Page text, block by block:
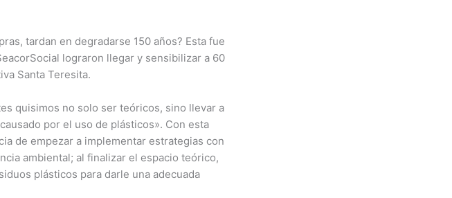
tardan en degradarse 150 años? Esta fue
lograron llegar y sensibilizar a 60
Santa Teresita.
quisimos no solo ser teóricos, sino llevar a
por el uso de plásticos». Con esta
de empezar a implementar estrategias con
ambiental; al finalizar el espacio teórico,
plásticos para darle una adecuada